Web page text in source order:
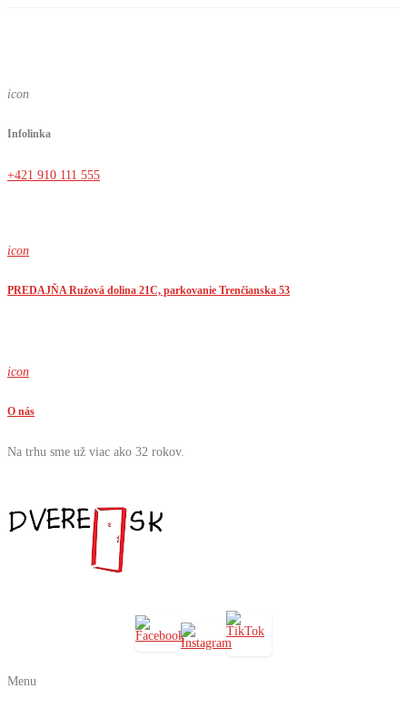
icon
Infolinka
+421 910 111 555
icon
PREDAJŇA Ružová dolina 21C, parkovanie Trenčianska 53
icon
O nás
Na trhu sme už viac ako 32 rokov.
Menu